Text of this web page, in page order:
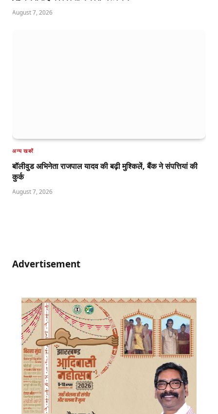
August 7, 2026
अन्य खबरें
बॉलीवुड अभिनेता राजपाल यादव की बढ़ी मुश्किलें, बैंक ने संपत्तियां की
कुर्क
August 7, 2026
Advertisement